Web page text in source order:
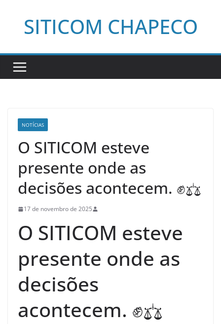
SITICOM CHAPECO
NOTÍCIAS
O SITICOM esteve
presente onde as
decisões acontecem. ✊⚖️
17 de novembro de 2025
O SITICOM esteve
presente onde as
decisões
acontecem. ✊⚖️